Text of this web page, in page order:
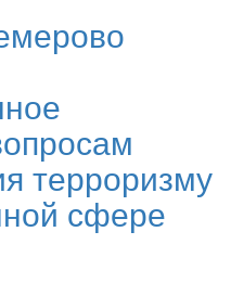
терроризму
сфере